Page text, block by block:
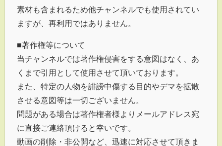
素材も含まれるため他チャンネルでも使用されてい
ますが、再利用ではありません。
■著作権等について
当チャンネルでは著作権侵害をする意図はなく、あ
くまで引用として使用させて頂いております。
また、特定の人物を誹謗中傷する目的やデマを拡散
させる意図等は一切ございません。
問題がある場合は著作権者様よりメールアドレス宛
に直接ご連絡頂けると幸いです。
動画の削除・非公開など、迅速に対応させて頂きま